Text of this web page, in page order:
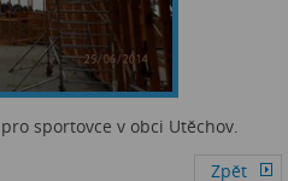
sportovce v obci Utěchov.